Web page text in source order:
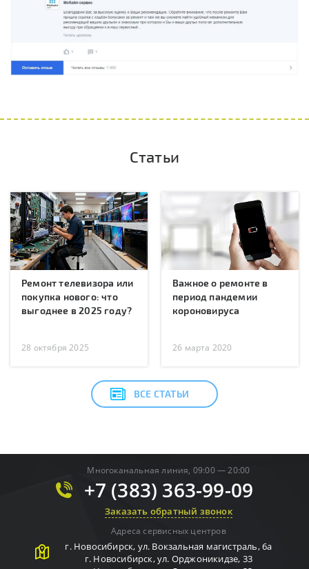
Статьи
Ремонт телевизора или
покупка нового: что
выгоднее в 2025 году?
28 октября 2025
Важное о ремонте в
период пандемии
короновируса
26 марта 2020
ВСЕ СТАТЬИ
Многоканальная линия, 09:00 — 20:00
+7 (383) 363-99-09
Заказать обратный звонок
Адреса сервисных центров
г. Новосибирск, ул. Вокзальная магистраль, 6а
г. Новосибирск,ул. Орджоникидзе, 33